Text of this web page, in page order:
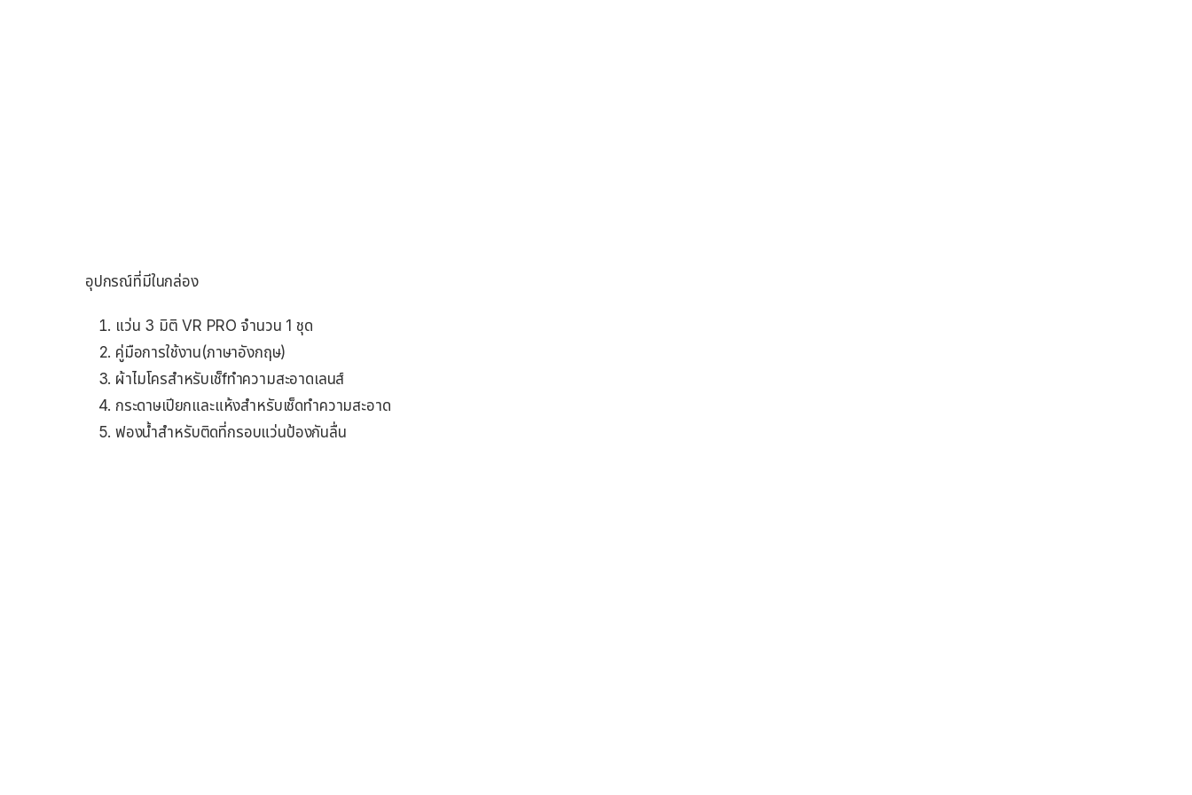
อุปกรณ์ที่มีในกล่อง
แว่น 3 มิติ VR PRO จำนวน 1 ชุด
คู่มือการใช้งาน(ภาษาอังกฤษ)
ผ้าไมโครสำหรับเช็fทำความสะอาดเลนส์
กระดาษเปียกและแห้งสำหรับเช็ดทำความสะอาด
ฟองน้ำสำหรับติดที่กรอบแว่นป้องกันลื่น